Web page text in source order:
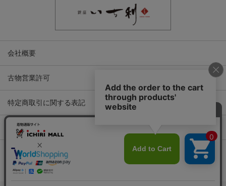
会社概要
古物営業許可
特定商取引に関する表記
プライバシーポリシー